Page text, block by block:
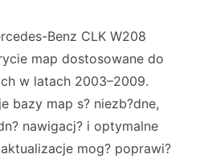
Benz CLK W208
map dostosowane do
w latach 2003–2009.
bazy map s? niezb?dne,
nawigacj? i optymalne
mog? poprawi?